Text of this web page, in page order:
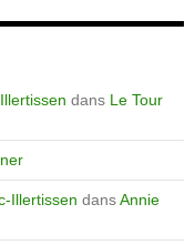
dans Le Tour
Illertissen dansAnnie